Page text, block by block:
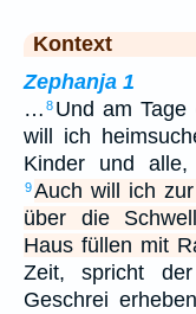
Kontext
Zephanja 1
… 8 Und am Tage
will ich
Kinder und
9Auch will ich
über die
Haus füllen mit
Zeit, spricht
Geschrei